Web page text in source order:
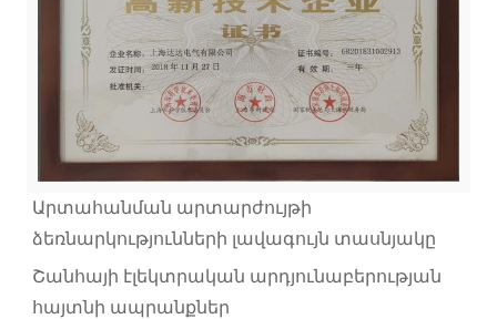
Արտահանման արտարժույթի
ձեռնարկությունների լավագույն տասնյակը
Շանհայի էլեկտրական արդյունաբերության
հայտնի ապրանքներ